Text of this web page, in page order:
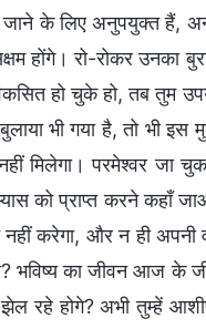
जाने के लिए अनुपयुक्त हैं,
होंगे। रो-रोकर उनका
हो चुके हो, तब तुम
भी गया है, तो भी इस
मिलेगा। परमेश्वर जा
को प्राप्त करने कहाँ
करेगा, और न ही अपनी
भविष्य का जीवन आज के
रहे होगे? अभी तुम्हें